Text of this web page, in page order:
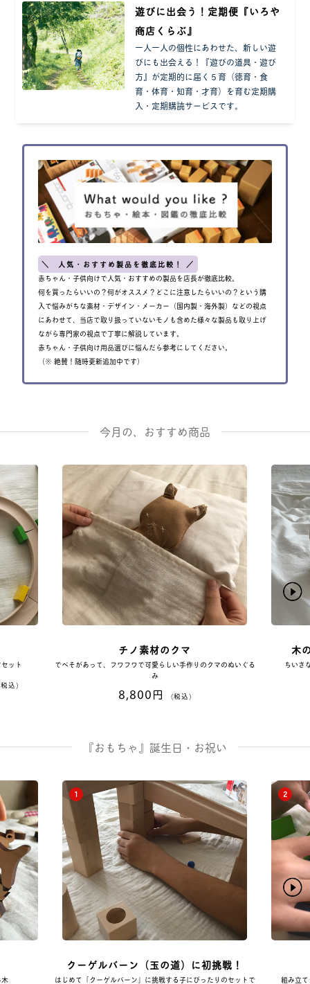
遊びに出会う！定期便『いろや
商店くらぶ』
一人一人の個性にあわせた、新しい遊
びにも出会える！『遊びの道具・遊び
方』が定期的に届く５育（徳育・食
育・体育・知育・才育）を育む定期購
入・定期購読サービスです。
＼ 人気・おすすめ製品を徹底比較！ ／
赤ちゃん・子供向けで人気・おすすめの製品を店長が徹底比較。
何を買ったらいいの？何がオススメ？どこに注意したらいいの？という購
入で悩みがちな素材・デザイン・メーカー（国内製・海外製）などの視点
にあわせて、当店で取り扱っていないモノも含めた様々な製品も取り上げ
ながら専門家の視点で丁寧に解説しています。
赤ちゃん・子供向け用品選びに悩んだら参考にしてください。
（※ 絶賛！随時更新追加中です）
今月の、おすすめ商品
ット
込)
チノ素材のクマ
でべそがあって、フワフワで可愛らしい手作りのクマのぬいぐる
み
8,800円 (税込)
木
ちいさ
『おもちゃ』誕生日・お祝い
1
クーゲルバーン（玉の道）に初挑戦！
はじめて「クーゲルバーン」に挑戦する子にぴったりのセットで
2
組み立